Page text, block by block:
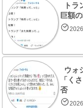
トラ
巨額
ウォ
「く
否